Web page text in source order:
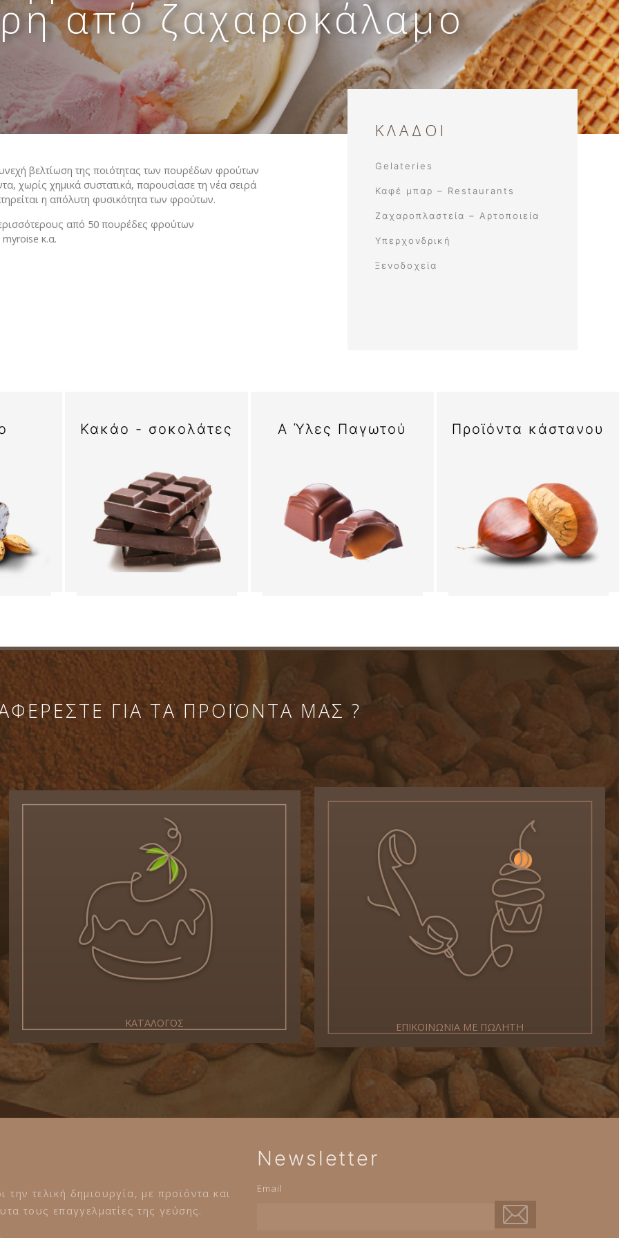
Βούτυρο αγελαδινό
Βούτυρο πρόβειο-γίδινο
Γιαούρτι
Τυρί κρέμα
ΚΟΚΚΟΙ ΚΑΚΑΟ
Βούτυρο κακάο
Variegato
Σιρόπια
από ζαχαροκάλαμο
βελτίωση της ποιότητας των πουρέδων φρούτων
χωρίς χημικά συστατικά, παρουσίασε τη νέα σειρά
η απόλυτη φυσικότητα των φρούτων.
από 50 πουρέδες φρούτων
κ.α.
ΚΛΑΔΟΙ
Gelateries
Καφέ μπαρ – Restaurants
Ζαχαροπλαστεία – Αρτοποιεία
Υπερχονδρική
Ξενοδοχεία​
Κακάο - σοκολάτες Α Ύλες Παγωτού Προϊόντα κάστανου
ΓΙΑ ΤΑ ΠΡΟΪΟΝΤΑ ΜΑΣ ?
ΚΑΤΑΛΟΓΟΣ ΕΠΙΚΟΙΝΩΝΙΑ ΜΕ ΠΩΛΗΤΗ
τελική δημιουργία, με προϊόντα και
τους επαγγελματίες της γεύσης.
Newsletter
Email